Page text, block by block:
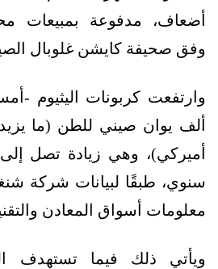
أضعاف، مدفوعة بمبيعات
وفق صحيفة كايشن غلوبال
سنوي، طبقًا لبيانات شركة
معلومات أسواق المعادن
ويأتي ذلك فيما تستهدف